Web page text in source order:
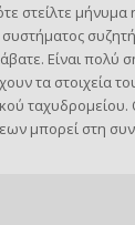
στείλτε
συστήματος
Είναι πολύ
τα στοιχεία
ταχυδρομείου.
μπορεί στη